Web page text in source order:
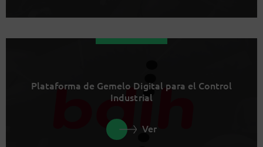
Plataforma de Gemelo Digital para el Control
Industrial
Ver